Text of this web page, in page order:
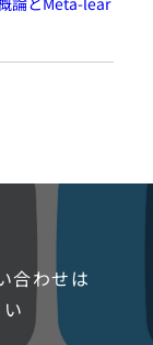
合わせは